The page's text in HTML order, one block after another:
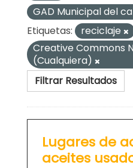
GAD Municipal del
Etiquetas:
reciclaje
Creative Commons
(Cualquiera)
Filtrar Resultados
Lugares de
aceites